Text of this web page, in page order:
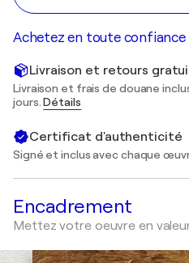
Achetez en toute confiance
Livraison et retours
Livraison et frais de douane
jours.Détails
Certificat d'authenticité
Signé et inclus avec chaque
Encadrement
Mettez votre oeuvre en